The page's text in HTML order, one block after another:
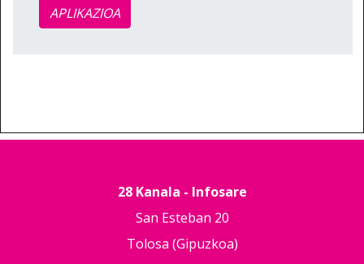
APLIKAZIOA
28 Kanala - Infosare
San Esteban 20
Tolosa (Gipuzkoa)